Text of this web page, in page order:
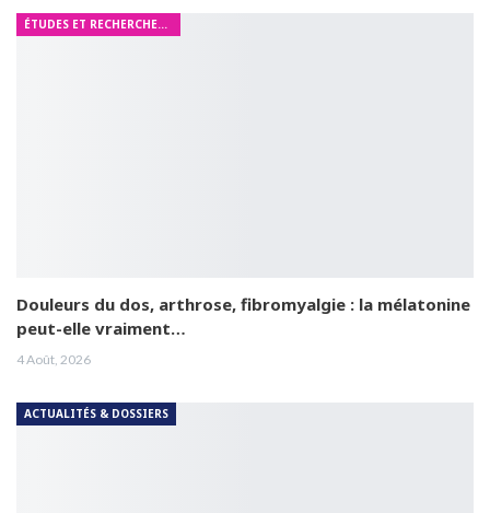
ÉTUDES ET RECHERCHES MÉDICALES
Douleurs du dos, arthrose, fibromyalgie : la mélatonine
peut-elle vraiment…
4 Août, 2026
ACTUALITÉS & DOSSIERS